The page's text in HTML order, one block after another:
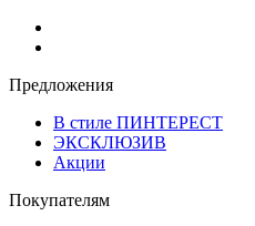
Предложения
В стиле ПИНТЕРЕСТ
ЭКСКЛЮЗИВ
Акции
Покупателям